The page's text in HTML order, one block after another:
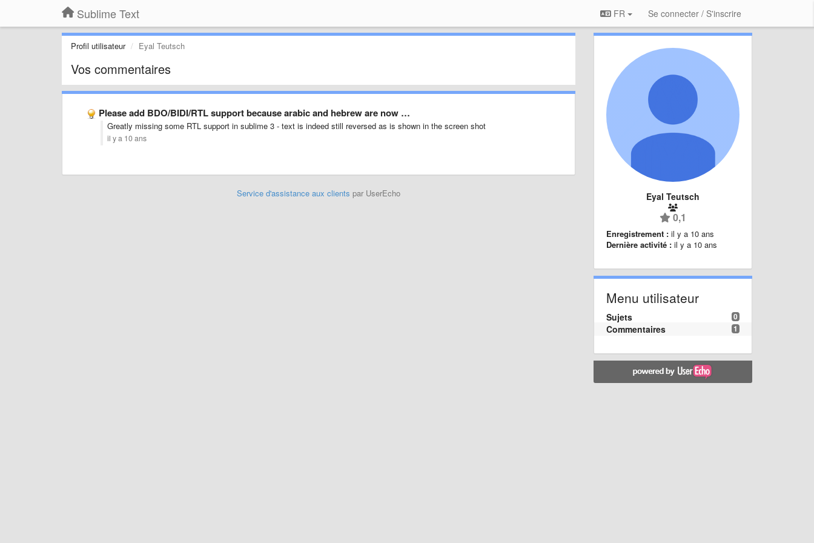
Sublime Text FR Se connecter / S'inscrire
Profil utilisateur Eyal Teutsch
Vos commentaires
Please add BDO/BIDI/RTL support because arabic and hebrew are now …
Greatly missing some RTL support in sublime 3 - text is indeed still reversed as is shown in the screen shot
il y a 10 ans
Service d'assistance aux clients par UserEcho Eyal Teutsch
0,1
Enregistrement : il y a 10 ans
Dernière activité : il y a 10 ans
Menu utilisateur
0
Sujets
1
Commentaires